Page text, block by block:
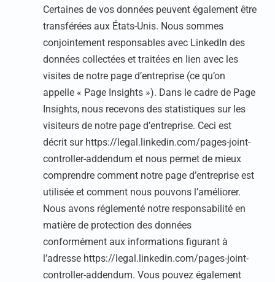
Certaines de vos données peuvent également être
transférées aux États-Unis. Nous sommes
conjointement responsables avec LinkedIn des
données collectées et traitées en lien avec les
visites de notre page d’entreprise (ce qu’on
appelle « Page Insights »). Dans le cadre de Page
Insights, nous recevons des statistiques sur les
visiteurs de notre page d’entreprise. Ceci est
décrit sur https://legal.linkedin.com/pages-joint-
controller-addendum et nous permet de mieux
comprendre comment notre page d’entreprise est
utilisée et comment nous pouvons l’améliorer.
Nous avons réglementé notre responsabilité en
matière de protection des données
conformément aux informations figurant à
l’adresse https://legal.linkedin.com/pages-joint-
controller-addendum. Vous pouvez également